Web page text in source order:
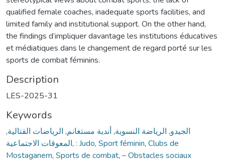
qualified female coaches, inadequate sports facilities, and
limited family and institutional support. On the other hand,
the findings d’impliquer davantage les institutions éducatives
et médiatiques dans le changement de regard porté sur les
sports de combat féminins.
Description
LES-2025-31
Keywords
الجيدو, الرياضة النسوية, أندية مستغانم, الرياضات القتالية,
المعوقات الاجتماعية, : Judo, Sport féminin, Clubs de
Mostaganem, Sports de combat, – Obstacles sociaux